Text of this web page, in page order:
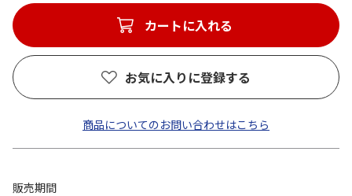
カートに入れる
お気に入りに登録する
商品についてのお問い合わせはこちら
販売期間